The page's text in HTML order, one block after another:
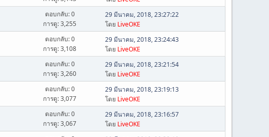
ตอบกลับ: 0
การดู: 3,255
29 มีนาคม, 2018, 23:27:22
โดย LiveOKE
ตอบกลับ: 0
การดู: 3,108
29 มีนาคม, 2018, 23:24:43
โดย LiveOKE
ตอบกลับ: 0
การดู: 3,260
29 มีนาคม, 2018, 23:21:54
โดย LiveOKE
ตอบกลับ: 0
การดู: 3,077
29 มีนาคม, 2018, 23:19:13
โดย LiveOKE
ตอบกลับ: 0
การดู: 3,067
29 มีนาคม, 2018, 23:16:57
โดย LiveOKE